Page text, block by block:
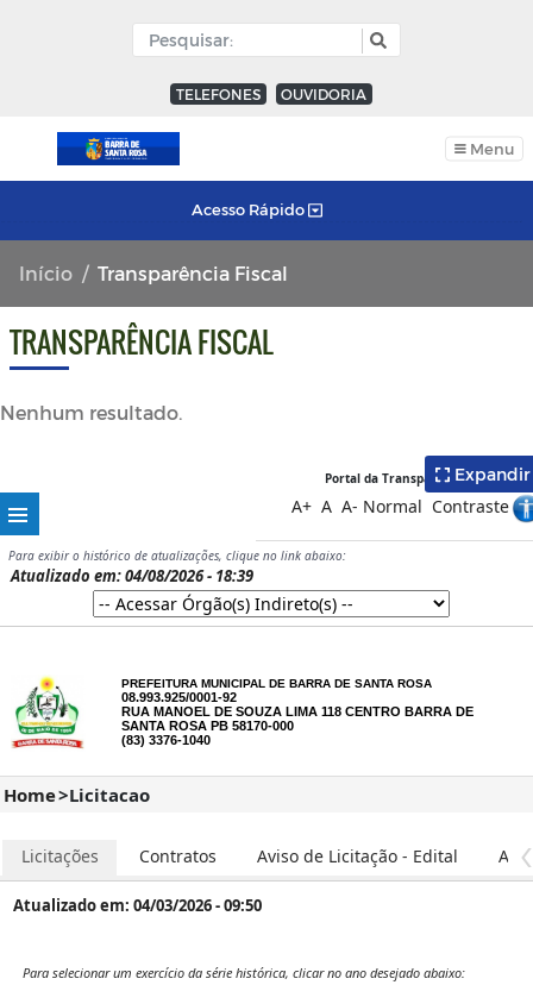
TELEFONES OUVIDORIA
Menu
Acesso Rápido
Início Transparência Fiscal
TRANSPARÊNCIA FISCAL
Nenhum resultado.
Expandir